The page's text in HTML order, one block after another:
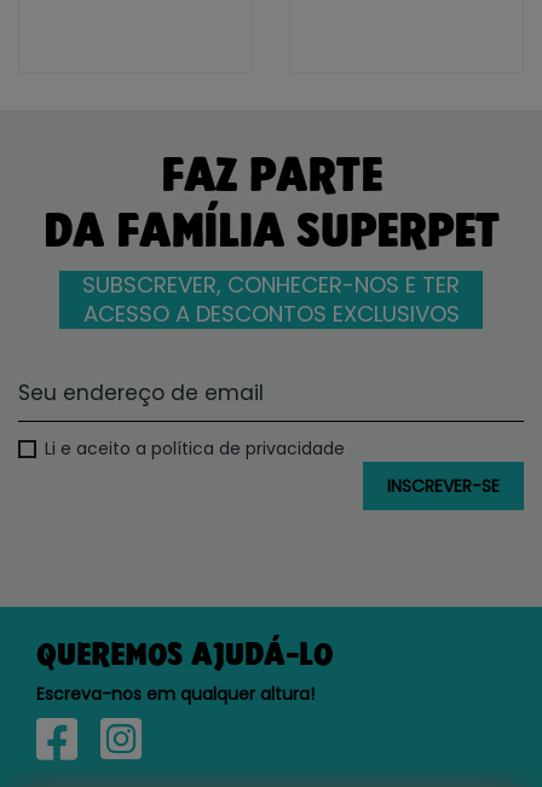
FAZ PARTE
DA FAMÍLIA SUPERPET
SUBSCREVER, CONHECER-NOS E TER
ACESSO A DESCONTOS EXCLUSIVOS
Li e aceito a política de privacidade
QUEREMOS AJUDÁ-LO
Escreva-nos em qualquer altura!